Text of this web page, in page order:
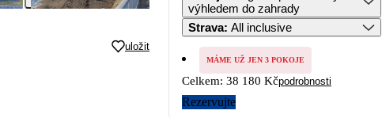
uložit
výhledem do zahrady
Strava: All inclusive
MÁME UŽ JEN 3 POKOJE
Celkem: 38 180 Kčpodrobnosti
Rezervujte